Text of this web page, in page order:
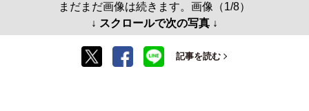
まだまだ画像は続きます。画像（1/8）
↓ スクロールで次の写真 ↓
記事を読む